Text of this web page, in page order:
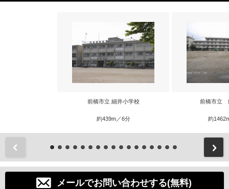
前橋市立 細井小学校
約439m／6分
前橋市立
約
メールでお問い合わせする(無料)